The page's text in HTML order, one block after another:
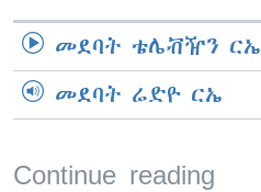
መደባት ቴሌቭዥን ርኤ
መደባት ሬድዮ ርኤ
Continue reading